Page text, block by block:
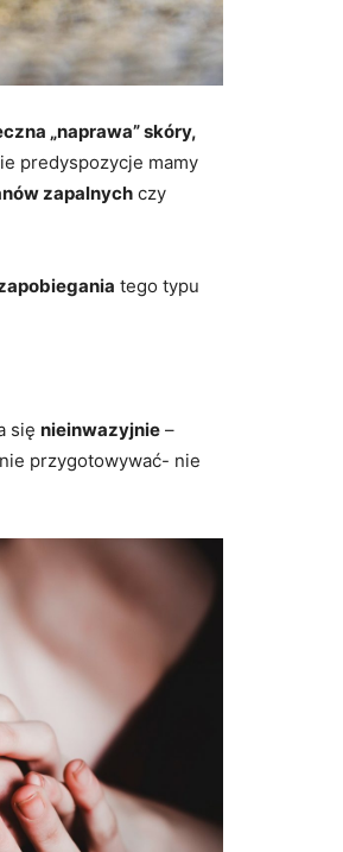
„naprawa” skóry,
predyspozycje mamy
zapalnych czy
tego typu
się nieinwazyjnie –
przygotowywać- nie